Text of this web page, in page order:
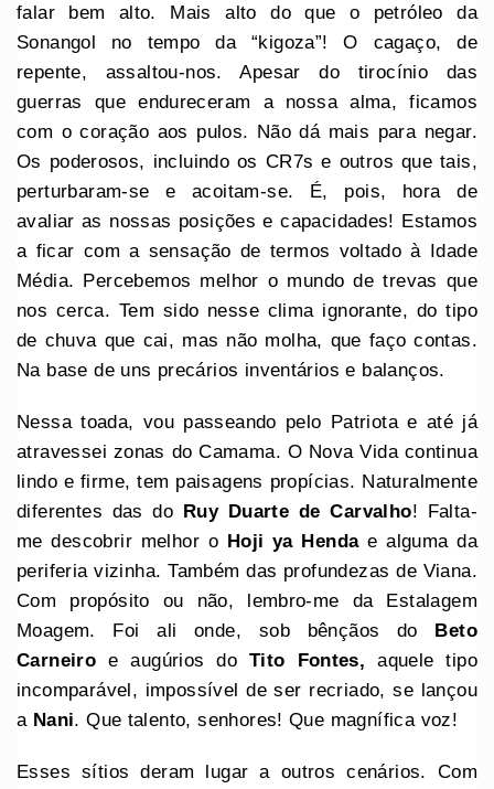
falar bem alto. Mais alto do que o petróleo da
Sonangol no tempo da “kigoza”! O cagaço, de
repente, assaltou-nos. Apesar do tirocínio das
guerras que endureceram a nossa alma, ficamos
com o coração aos pulos. Não dá mais para negar.
Os poderosos, incluindo os CR7s e outros que tais,
perturbaram-se e acoitam-se. É, pois, hora de
avaliar as nossas posições e capacidades! Estamos
a ficar com a sensação de termos voltado à Idade
Média. Percebemos melhor o mundo de trevas que
nos cerca. Tem sido nesse clima ignorante, do tipo
de chuva que cai, mas não molha, que faço contas.
Na base de uns precários inventários e balanços.
Nessa toada, vou passeando pelo Patriota e até já
atravessei zonas do Camama. O Nova Vida continua
lindo e firme, tem paisagens propícias. Naturalmente
diferentes das do Ruy Duarte de Carvalho! Falta-
me descobrir melhor o Hoji ya Hendae alguma da
periferia vizinha. Também das profundezas de Viana.
Com propósito ou não, lembro-me da Estalagem
Moagem. Foi ali onde, sob bênçãos do Beto
Carneiro e augúrios doTito Fontes, aquele tipo
incomparável, impossível de ser recriado, se lançou
a Nani. Que talento, senhores! Que magnífica voz!
Esses sítios deram lugar a outros cenários. Com